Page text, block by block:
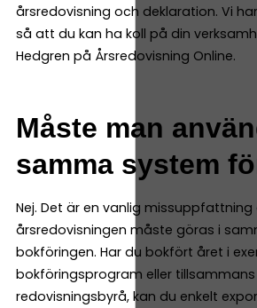
årsredovisning och deklaration. Vi
så att du kan ha koll på din
Hedgren på Årsredovisning Online.
Måste man
samma system
Nej. Det är en vanlig
årsredovisningen måste göras i
bokföringen. Har du bokfört året i
bokföringsprogram eller
redovisningsbyrå, kan du enkelt